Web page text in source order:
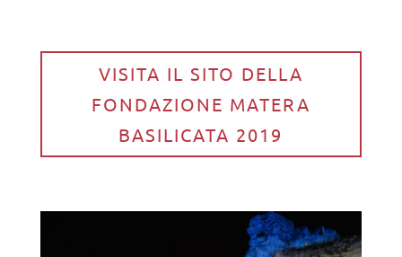
VISITA IL SITO DELLA
FONDAZIONE MATERA
BASILICATA 2019